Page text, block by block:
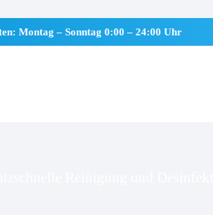
Montag – Sonntag 0:00 – 24:00 Uhr
Reinigung und